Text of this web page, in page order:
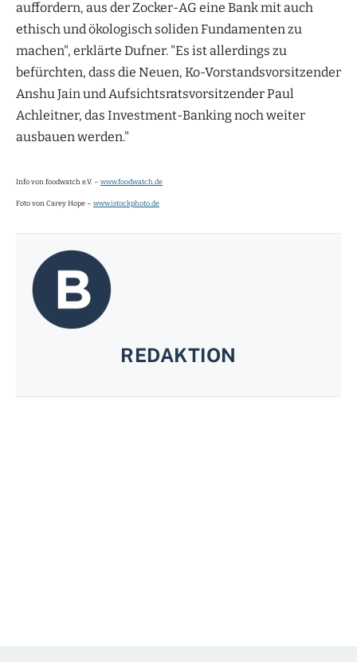
auffordern, aus der Zocker-AG eine Bank mit auch
ethisch und ökologisch soliden Fundamenten zu
machen", erklärte Dufner. "Es ist allerdings zu
befürchten, dass die Neuen, Ko-Vorstandsvorsitzender
Anshu Jain und Aufsichtsratsvorsitzender Paul
Achleitner, das Investment-Banking noch weiter
ausbauen werden."
Info von foodwatch e.V. – www.foodwatch.de
Foto von Carey Hope – www.istockphoto.de
REDAKTION